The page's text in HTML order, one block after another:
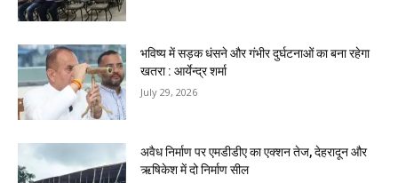
भविष्य में सड़क धंसने और गंभीर दुर्घटनाओं का बना रहेगा
खतरा : आर्येन्द्र शर्मा
July 29, 2026
अवैध निर्माण पर एमडीडीए का एक्शन तेज, देहरादून और
ऋषिकेश में दो निर्माण सील